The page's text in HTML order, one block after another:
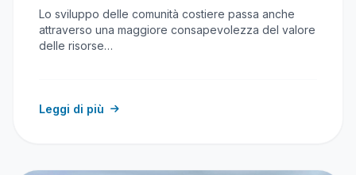
Lo sviluppo delle comunità costiere passa anche
attraverso una maggiore consapevolezza del valore
delle risorse…
Leggi di più